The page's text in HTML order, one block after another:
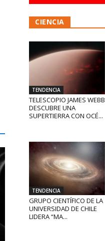
CIENCIA
TENDENCIA
TELESCOPIO JAMES WEBB
DESCUBRE UNA
SUPERTIERRA CON OCÉ...
TENDENCIA
GRUPO CIENTÍFICO DE LA
UNIVERSIDAD DE CHILE
LIDERA “MA...